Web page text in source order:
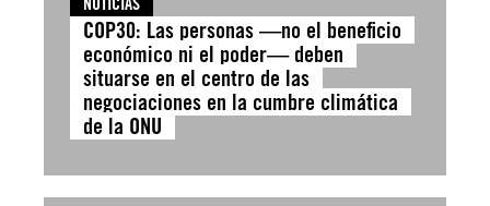
COP30: Las personas —no el beneficio
económico ni el poder— deben
situarse en el centro de las
negociaciones en la cumbre climática
de la ONU